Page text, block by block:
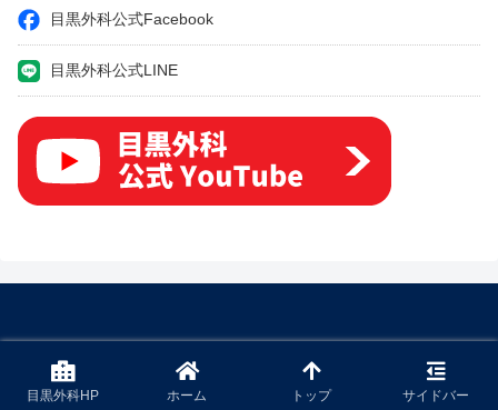
目黒外科公式Facebook
目黒外科公式LINE
目黒外科HP ホーム トップ サイドバー